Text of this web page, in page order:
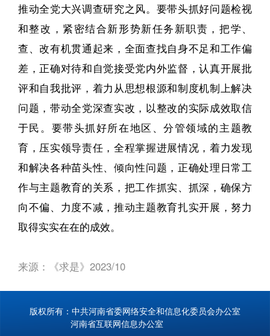
推动全党大兴调查研究之风。要带头抓好问题检视
和整改，紧密结合新形势新任务新职责，把学、
查、改有机贯通起来，全面查找自身不足和工作偏
差，正确对待和自觉接受党内外监督，认真开展批
评和自我批评，着力从思想根源和制度机制上解决
问题，带动全党深查实改，以整改的实际成效取信
于民。要带头抓好所在地区、分管领域的主题教
育，压实领导责任，全程掌握进展情况，着力发现
和解决各种苗头性、倾向性问题，正确处理日常工
作与主题教育的关系，把工作抓实、抓深，确保方
向不偏、力度不减，推动主题教育扎实开展，努力
取得实实在在的成效。
来源：《求是》2023/10
版权所有：中共河南省委网络安全和信息化委员会办公室
河南省互联网信息办公室